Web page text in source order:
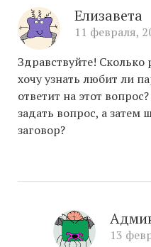
Елизавета
11 февраля,
Здравствуйте! Сколько
хочу узнать любит ли
ответит на этот
задать вопрос, а затем
заговор?
13